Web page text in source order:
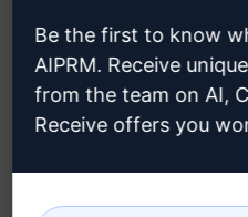
Blog (en)
法律
可接受使用政策 (en)
Be the first to know
AIPRM. Receive
from the team on AI,
Receive offers you